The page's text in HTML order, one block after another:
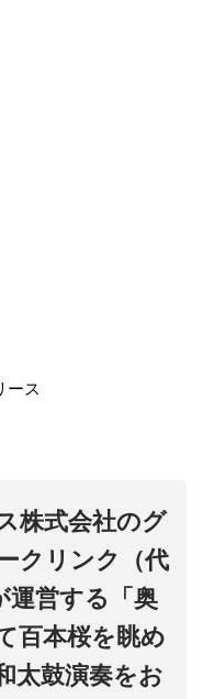
ース
株式会社のグ
クリンク（代
運営する「奥
百本桜を眺め
太鼓演奏をお